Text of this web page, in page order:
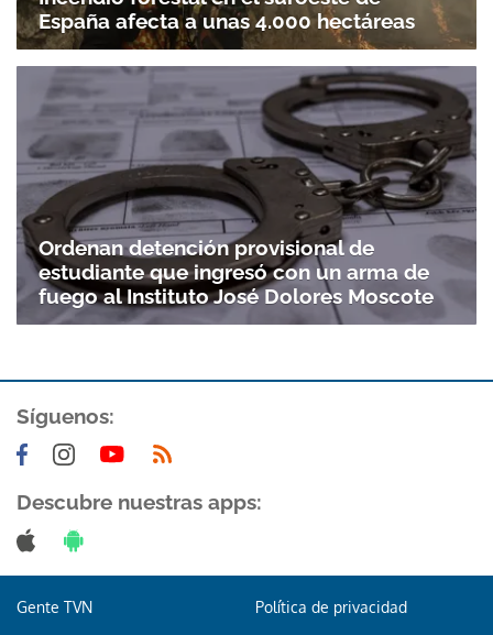
Gracias por suscribirte a nuestro boletín.
ACEPTAR
España afecta a unas 4.000 hectáreas
Ordenan detención provisional de
estudiante que ingresó con un arma de
fuego al Instituto José Dolores Moscote
Síguenos:
Descubre nuestras apps:
Gente TVN Política de privacidad